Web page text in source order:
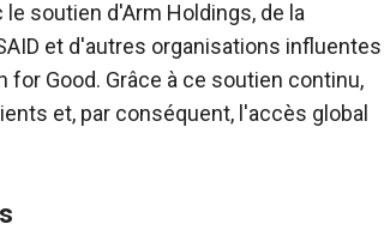
soutien d'Arm Holdings, de la
et d'autres organisations influentes
Good. Grâce à ce soutien continu,
et, par conséquent, l'accès global